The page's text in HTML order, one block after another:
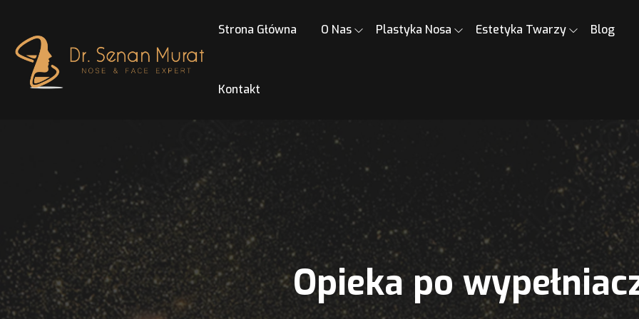
Strona Główna O Nas Plastyka Nosa Estetyka Twarzy Blog
Kontakt
Opieka po